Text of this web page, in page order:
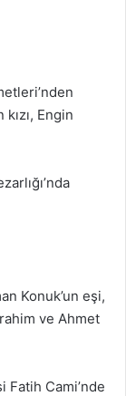
Engin
Konuk’un eşi,
ve Ahmet
Fatih Cami’nde